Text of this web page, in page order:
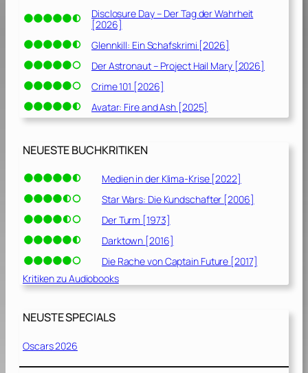
n
“
[
2
0
0
5
2
0
6
]
Disclosure Day – Der Tag der Wahrheit
[2026]
Glennkill: Ein Schafskrimi [2026]
Der Astronaut – Project Hail Mary [2026]
Crime 101 [2026]
Avatar: Fire and Ash [2025]
NEUESTE BUCHKRITIKEN
Medien in der Klima-Krise [2022]
Star Wars: Die Kundschafter [2006]
Der Turm [1973]
Darktown [2016]
Die Rache von Captain Future [2017]
Kritiken zu Audiobooks
NEUSTE SPECIALS
Oscars 2026